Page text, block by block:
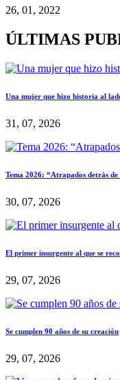
26, 01, 2022
ÚLTIMAS
Una mujer que hizo historia al
31, 07, 2026
Tema 2026: “Atrapados detrás de
30, 07, 2026
El primer insurgente al que se
29, 07, 2026
Se cumplen 90 años de su creación
29, 07, 2026